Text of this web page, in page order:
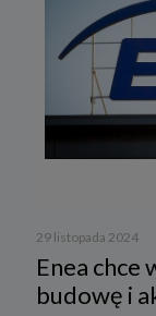
29 listopada 2024
Enea chce
budowę i